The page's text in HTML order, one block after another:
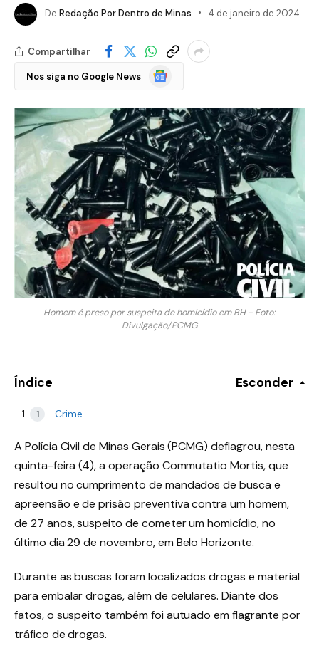
De Redação Por Dentro de Minas 4 de janeiro de 2024
Compartilhar
Nos siga no Google News
Google
Notícias
Homem é preso por suspeita de homicídio em BH - Foto:
Divulgação/PCMG
Índice Esconder
Crime
A Polícia Civil de Minas Gerais (PCMG) deflagrou, nesta
quinta-feira (4), a operação Commutatio Mortis, que
resultou no cumprimento de mandados de busca e
apreensão e de prisão preventiva contra um homem,
de 27 anos, suspeito de cometer um homicídio, no
último dia 29 de novembro, em Belo Horizonte.
Durante as buscas foram localizados drogas e material
para embalar drogas, além de celulares. Diante dos
fatos, o suspeito também foi autuado em flagrante por
tráfico de drogas.